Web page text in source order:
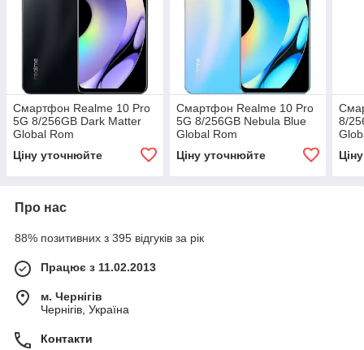
Смартфон Realme 10 Pro
5G 8/256GB Dark Matter
Global Rom
Ціну уточнюйте
Смартфон Realme 10 Pro
5G 8/256GB Nebula Blue
Global Rom
Ціну уточнюйте
8/
Про нас
88% позитивних з 395 відгуків за рік
Працює з 11.02.2013
м. Чернігів
Чернігів, Україна
Контакти